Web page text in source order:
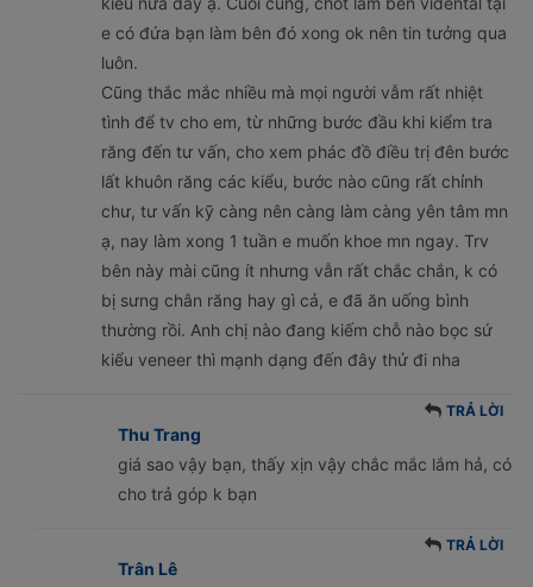
e có đứa bạn làm bên đó xong ok nên tin tưởng qua
luôn.
Cũng thắc mắc nhiều mà mọi người vẫm rất nhiệt
tình để tv cho em, từ những bước đầu khi kiểm tra
răng đến tư vấn, cho xem phác đồ điều trị đên bước
lất khuôn răng các kiểu, bước nào cũng rất chỉnh
chư, tư vấn kỹ càng nên càng làm càng yên tâm mn
ạ, nay làm xong 1 tuần e muốn khoe mn ngay. Trv
bên này mài cũng ít nhưng vẫn rất chắc chắn, k có
bị sưng chân răng hay gì cả, e đã ăn uống bình
thường rồi. Anh chị nào đang kiếm chỗ nào bọc sứ
kiểu veneer thì mạnh dạng đến đây thử đi nha
Thu Trang
TRẢ LỜI
giá sao vậy bạn, thấy xịn vậy chắc mắc lắm hả, có
cho trả góp k bạn
Trân Lê
TRẢ LỜI